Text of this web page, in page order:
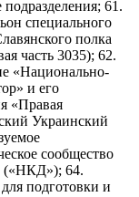
61.
специального
полка
часть 3035); 62.
«Национально-
и его
«Правая
Украинский
сообщество
(«НКД»); 64.
подготовки и